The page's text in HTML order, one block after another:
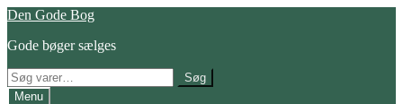
Spring
navigation
Spring
indhold
Den Gode Bog
Gode bøger sælges
Søg
efter:
Søg
Menu